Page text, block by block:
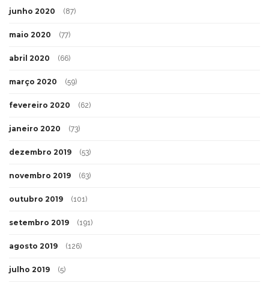
junho 2020 (87)
maio 2020 (77)
abril 2020 (66)
março 2020 (59)
fevereiro 2020 (62)
janeiro 2020 (73)
dezembro 2019 (53)
novembro 2019 (63)
outubro 2019 (101)
setembro 2019 (191)
agosto 2019 (126)
julho 2019 (5)